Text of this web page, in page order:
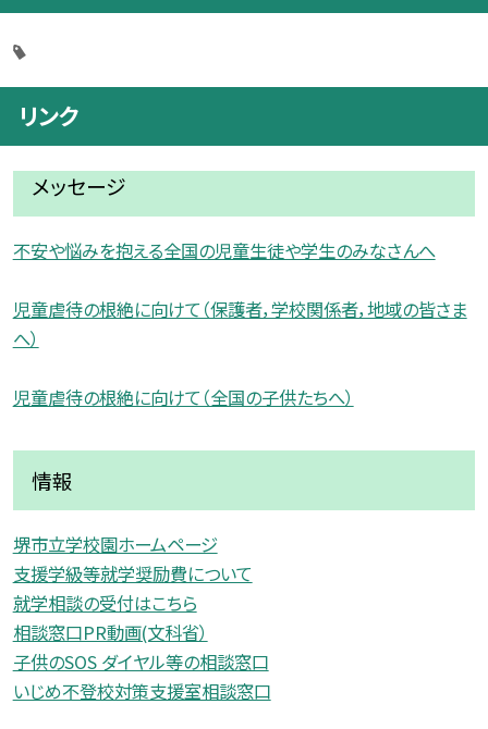
リンク
メッセージ
不安や悩みを抱える全国の児童生徒や学生のみなさんへ
児童虐待の根絶に向けて（保護者，学校関係者，地域の皆さま
へ）
児童虐待の根絶に向けて（全国の子供たちへ）
情報
堺市立学校園ホームページ
支援学級等就学奨励費について
就学相談の受付はこちら
相談窓口PR動画(文科省）
子供のSOS ダイヤル等の相談窓口
いじめ不登校対策支援室相談窓口